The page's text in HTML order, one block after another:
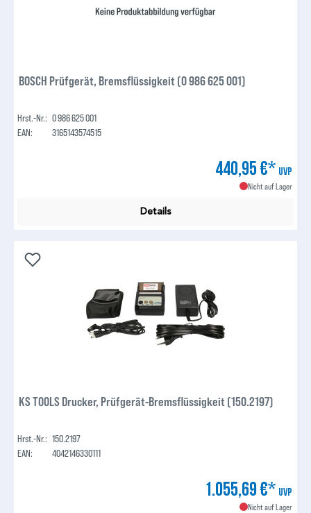
BOSCH Prüfgerät, Bremsflüssigkeit (0 986 625 001)
Hrst.-Nr.: 0 986 625 001
EAN:
3165143574515
440,95 €* UVP
Nicht auf Lager
Details
KS TOOLS Drucker, Prüfgerät-Bremsflüssigkeit (150.2197)
Hrst.-Nr.: 150.2197
EAN:
4042146330111
1.055,69 €* UVP
Nicht auf Lager